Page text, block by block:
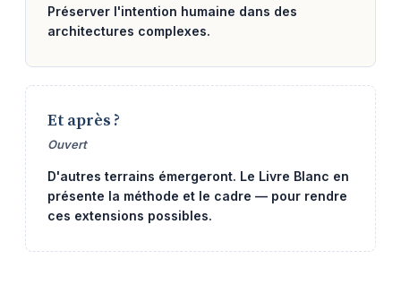
Préserver l'intention humaine dans des
architectures complexes.
Et après ?
Ouvert
D'autres terrains émergeront. Le Livre Blanc en
présente la méthode et le cadre — pour rendre
ces extensions possibles.